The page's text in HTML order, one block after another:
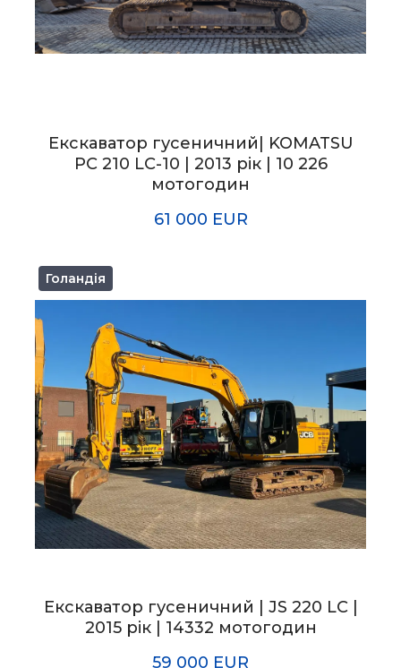
Екскаватор гусеничний| KOMATSU
PC 210 LC-10 | 2013 рік | 10 226
мотогодин
61 000 EUR
Голандія
Екскаватор гусеничний | JS 220 LC |
2015 рік | 14332 мотогодин
59 000 EUR